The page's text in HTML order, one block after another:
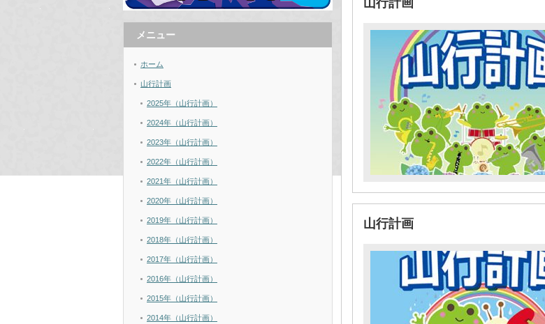
山行計画
山行計画
メニュー
ホーム
山行計画
2025年（山行計画）
2024年（山行計画）
2023年（山行計画）
2022年（山行計画）
2021年（山行計画）
2020年（山行計画）
2019年（山行計画）
2018年（山行計画）
2017年（山行計画）
2016年（山行計画）
2015年（山行計画）
2014年（山行計画）